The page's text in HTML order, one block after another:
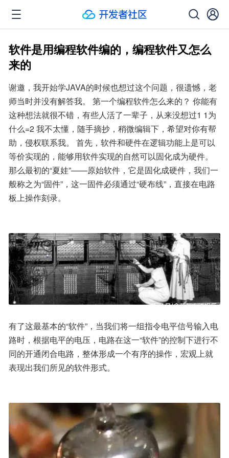
软件是用编程软件编的，编程软件又怎么
来的
谢邀，我开始学JAVA的时候也想过这个问题，很遗憾，老
师当时并没有解答我。 第一个编程软件怎么来的？ 你能有
这种想法就很不错，有些人活了一辈子，从来没想过1 1为
什么=2 我不太懂，随手摘抄，稍微编辑下，希望对你有帮
助，侵权联系我。 首先，软件和硬件在逻辑功能上是可以
等价实现的，能够用软件实现的自然可以固化成为硬件。
那么最初的“夏娃”——原始软件，它是固化成硬件，我们一
般称之为“固件”，这一固件必须通过“硬布线”，直接在电路
板上操作刻录。
有了这最基本的“软件”，当我们将一组指令电平信号输入电
路时，根据电平的电压，电路在这一“软件”的控制下进行不
同的开通闭合电路，整体形成一个有序的操作，宏观上就
表现出我们所见的软件形式。